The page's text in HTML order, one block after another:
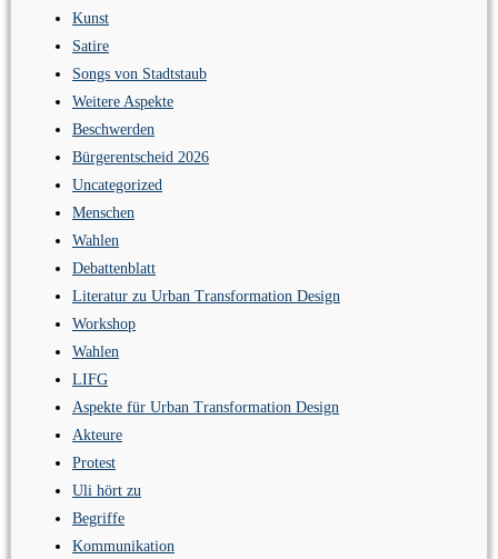
Kunst
Satire
Songs von Stadtstaub
Weitere Aspekte
Beschwerden
Bürgerentscheid 2026
Uncategorized
Menschen
Wahlen
Debattenblatt
Literatur zu Urban Transformation Design
Workshop
Wahlen
LIFG
Aspekte für Urban Transformation Design
Akteure
Protest
Uli hört zu
Begriffe
Kommunikation